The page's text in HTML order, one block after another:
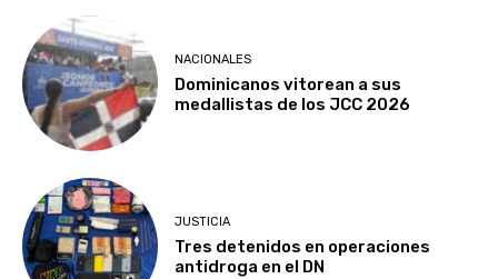
NACIONALES
Dominicanos vitorean a sus
medallistas de los JCC 2026
JUSTICIA
Tres detenidos en operaciones
antidroga en el DN